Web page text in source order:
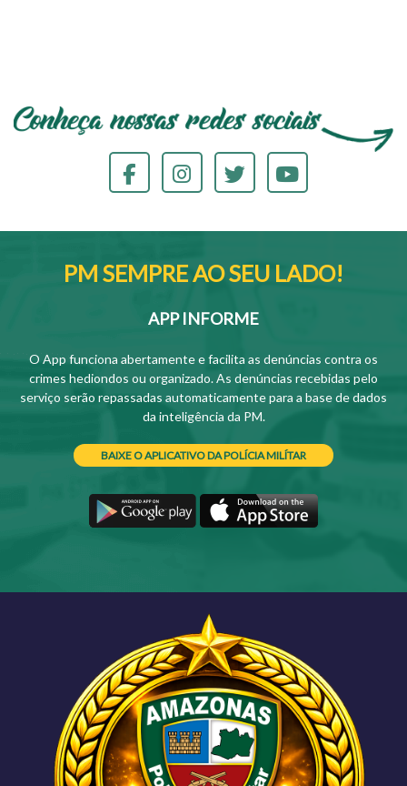
PM SEMPRE AO SEU LADO!
APP INFORME
O App funciona abertamente e facilita as denúncias contra os
crimes hediondos ou organizado. As denúncias recebidas pelo
serviço serão repassadas automaticamente para a base de dados
da inteligência da PM.
BAIXE O APLICATIVO DA POLÍCIA MILÍTAR